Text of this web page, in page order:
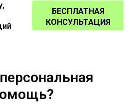
БЕСПЛАТНАЯ
КОНСУЛЬТАЦИЯ